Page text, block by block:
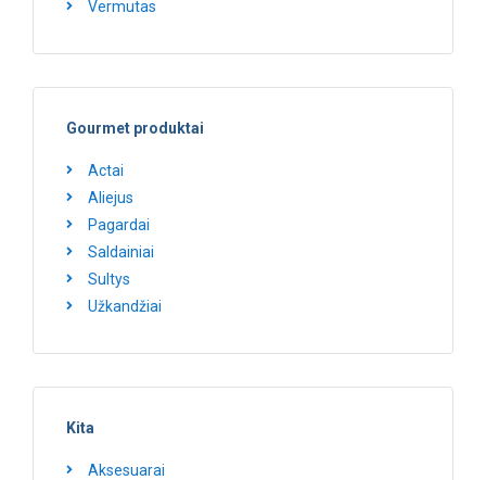
Vermutas
Gourmet produktai
Actai
Aliejus
Pagardai
Saldainiai
Sultys
Užkandžiai
Kita
Aksesuarai